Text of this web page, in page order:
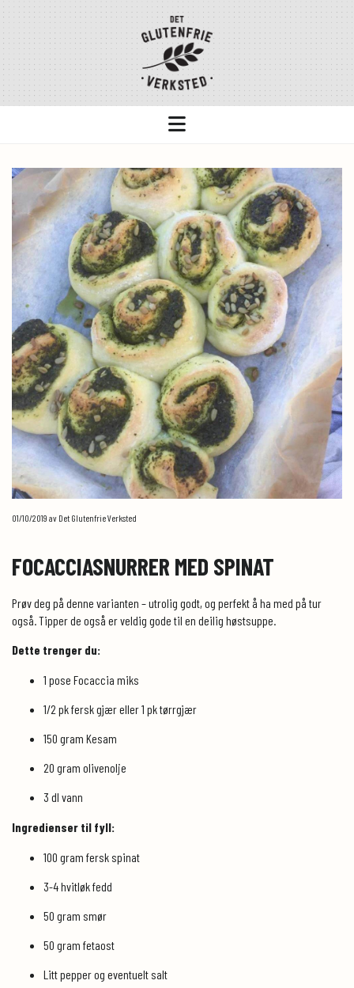
01/10/2019 av Det Glutenfrie Verksted
FOCACCIASNURRER MED SPINAT
Prøv deg på denne varianten – utrolig godt, og perfekt å ha med på tur
også. Tipper de også er veldig gode til en deilig høstsuppe.
Dette trenger du:
1 pose Focaccia miks
1/2 pk fersk gjær eller 1 pk tørrgjær
150 gram Kesam
20 gram olivenolje
3 dl vann
Ingredienser til fyll:
100 gram fersk spinat
3-4 hvitløk fedd
50 gram smør
50 gram fetaost
Litt pepper og eventuelt salt